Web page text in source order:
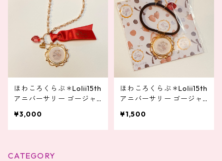
ほわころくらぶ＊Lolii15th
アニバーサリー ゴージャ
¥3,000
ほわころくらぶ＊Lolii15th
アニバーサリー ゴージャ
¥1,500
CATEGORY